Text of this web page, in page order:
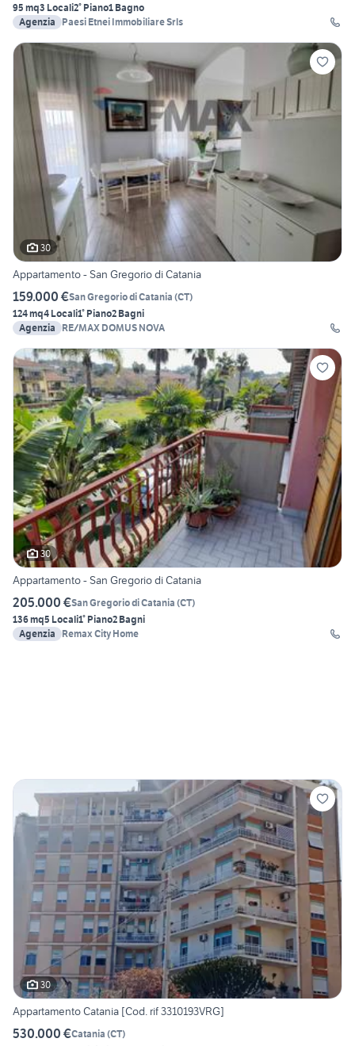
95 mq3 Locali2° Piano1 Bagno
Agenzia
Paesi Etnei Immobiliare Srls
30
Appartamento - San Gregorio di Catania
159.000 €San Gregorio di Catania (CT)
124 mq4 Locali1° Piano2 Bagni
Agenzia
RE/MAX DOMUS NOVA
30
Appartamento - San Gregorio di Catania
205.000 €San Gregorio di Catania (CT)
136 mq5 Locali1° Piano2 Bagni
Agenzia
Remax City Home
30
Appartamento Catania [Cod. rif 3310193VRG]
530.000 €Catania (CT)